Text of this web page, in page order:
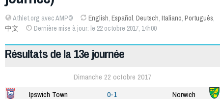
Athlet.org avec AMP© English, Español, Deutsch, Italiano, Português,
中文
Dernière mise à jour: le 22 octobre 2017, 14h00
Résultats de la 13e journée
Dimanche 22 octobre 2017
Ipswich Town
0-1
Norwich